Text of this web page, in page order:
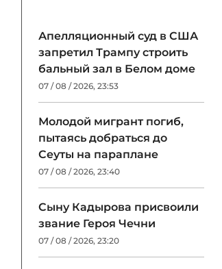
Апелляционный суд в США
запретил Трампу строить
бальный зал в Белом доме
07 / 08 / 2026, 23:53
Молодой мигрант погиб,
пытаясь добраться до
Сеуты на параплане
07 / 08 / 2026, 23:40
Сыну Кадырова присвоили
звание Героя Чечни
07 / 08 / 2026, 23:20